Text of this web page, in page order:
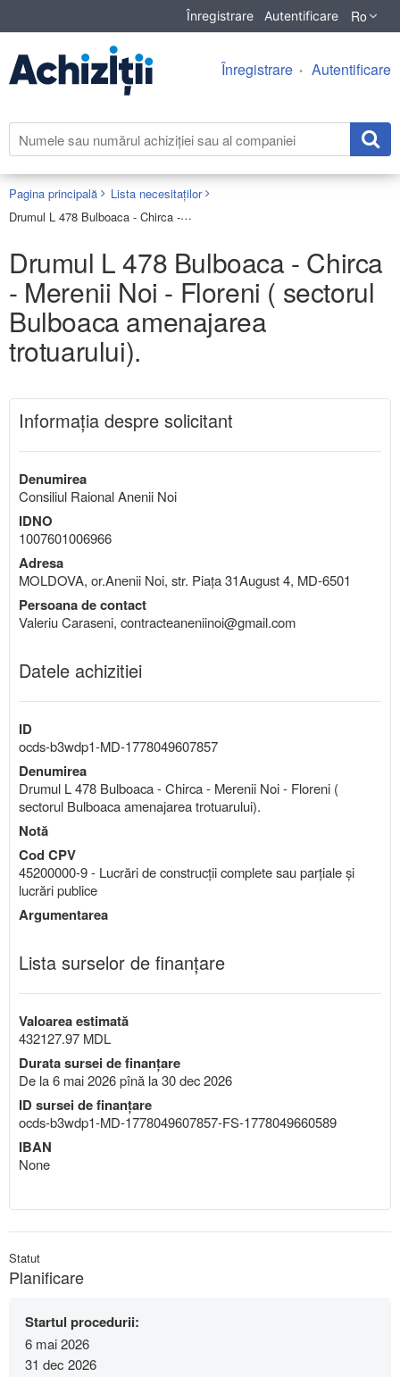
Înregistrare Autentificare Ro
Înregistrare Autentificare
Pagina principală
Lista necesitaților
Drumul L 478 Bulboaca - Chirca - Merenii Noi - Floreni ( sectorul Bulboaca amenajarea trotuarului).
Drumul L 478 Bulboaca - Chirca
- Merenii Noi - Floreni ( sectorul
Bulboaca amenajarea
trotuarului).
Informaţia despre solicitant
Denumirea
Consiliul Raional Anenii Noi
IDNO
1007601006966
Adresa
MOLDOVA, or.Anenii Noi, str. Piaţa 31August 4, MD-6501
Persoana de contact
Valeriu Caraseni, contracteaneniinoi@gmail.com
Datele achizitiei
ID
ocds-b3wdp1-MD-1778049607857
Denumirea
Drumul L 478 Bulboaca - Chirca - Merenii Noi - Floreni (
sectorul Bulboaca amenajarea trotuarului).
Notă
Cod CPV
45200000-9 - Lucrări de construcţii complete sau parţiale şi
lucrări publice
Argumentarea
Lista surselor de finanțare
Valoarea estimată
432127.97 MDL
Durata sursei de finanțare
De la 6 mai 2026 pînă la 30 dec 2026
ID sursei de finanțare
ocds-b3wdp1-MD-1778049607857-FS-1778049660589
IBAN
None
Statut
Planificare
Startul procedurii:
6 mai 2026
31 dec 2026